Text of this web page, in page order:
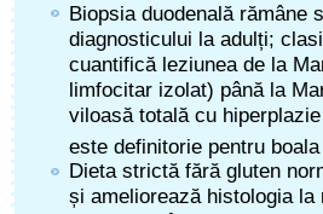
Biopsia duodenală rămâne
diagnosticului la adulți;
cuantifică leziunea de la
limfocitar izolat) până la
viloasă totală cu
este definitorie pentru
Dieta strictă fără gluten
și ameliorează histologia la